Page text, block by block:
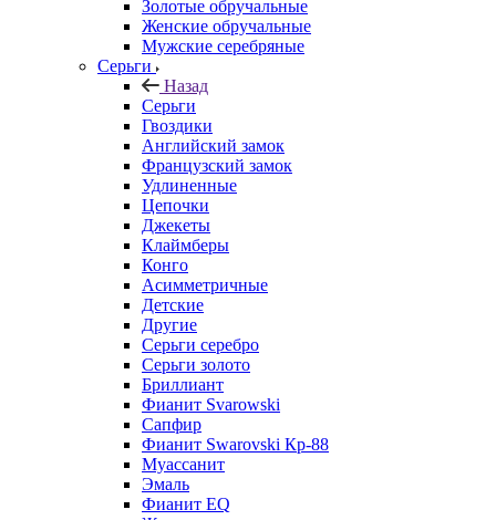
Золотые обручальные
Женские обручальные
Мужские серебряные
Серьги
Назад
Серьги
Гвоздики
Английский замок
Французский замок
Удлиненные
Цепочки
Джекеты
Клаймберы
Конго
Асимметричные
Детские
Другие
Серьги серебро
Серьги золото
Бриллиант
Фианит Svarowski
Сапфир
Фианит Swarovski Кр-88
Муассанит
Эмаль
Фианит EQ